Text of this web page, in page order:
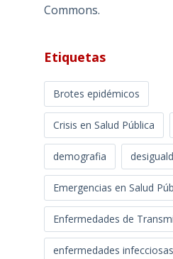
Commons.
Etiquetas
Brotes epidémicos
Crisis en Salud Pública
demografia
Emergencias en Salud
Enfermedades de
enfermedades infecciosas